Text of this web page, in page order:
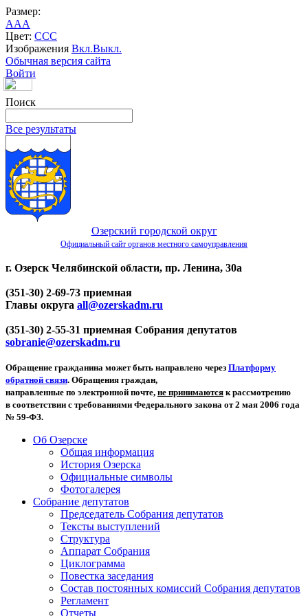
Размер:
AAA
Цвет: CCC
Изображения Вкл.Выкл.
Обычная версия сайта
Войти
Поиск
Все результаты
Озерский городской округ
Официальный сайт органов местного самоуправления
г. Озерск Челябинской области, пр. Ленина, 30а
(351-30) 2-69-73 приемная
Главы округа all@ozerskadm.ru
(351-30) 2-55-31 приемная Собрания депутатов
sobranie@ozerskadm.ru
Обращение гражданина может быть направлено через Платформу
обратной связи. Обращения граждан,
направленные по электронной почте, не принимаются к рассмотрению
в соответствии с требованиями Федерального закона от 2 мая 2006 года
№ 59-ФЗ.
Об Озерске
Общая информация
История Озерска
Официальные символы
Фотогалерея
Собрание депутатов
Председатель Собрания депутатов
Тексты выступлений
Структура
Аппарат Собрания
Циклограмма
Повестка заседания
Состав постоянных комиссий Собрания депутатов
Регламент
Отчеты